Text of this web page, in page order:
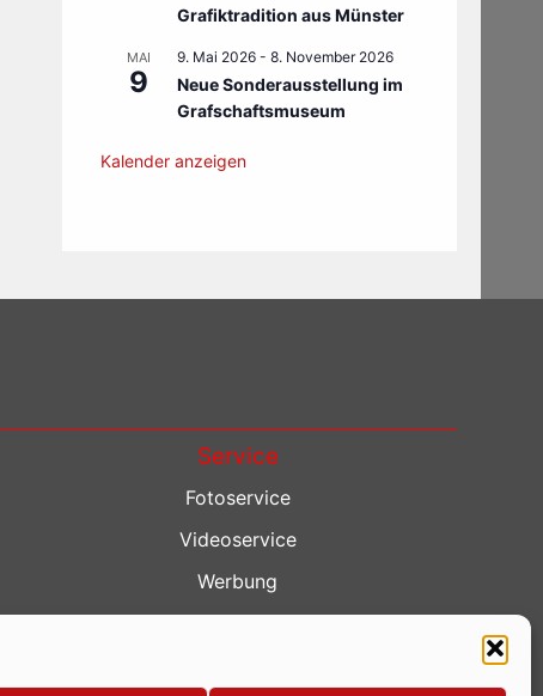
Grafiktradition aus Münster
MAI
9
9. Mai 2026 - 8. November 2026
Neue Sonderausstellung im
Grafschaftsmuseum
Kalender anzeigen
Service
Fotoservice
Videoservice
Werbung